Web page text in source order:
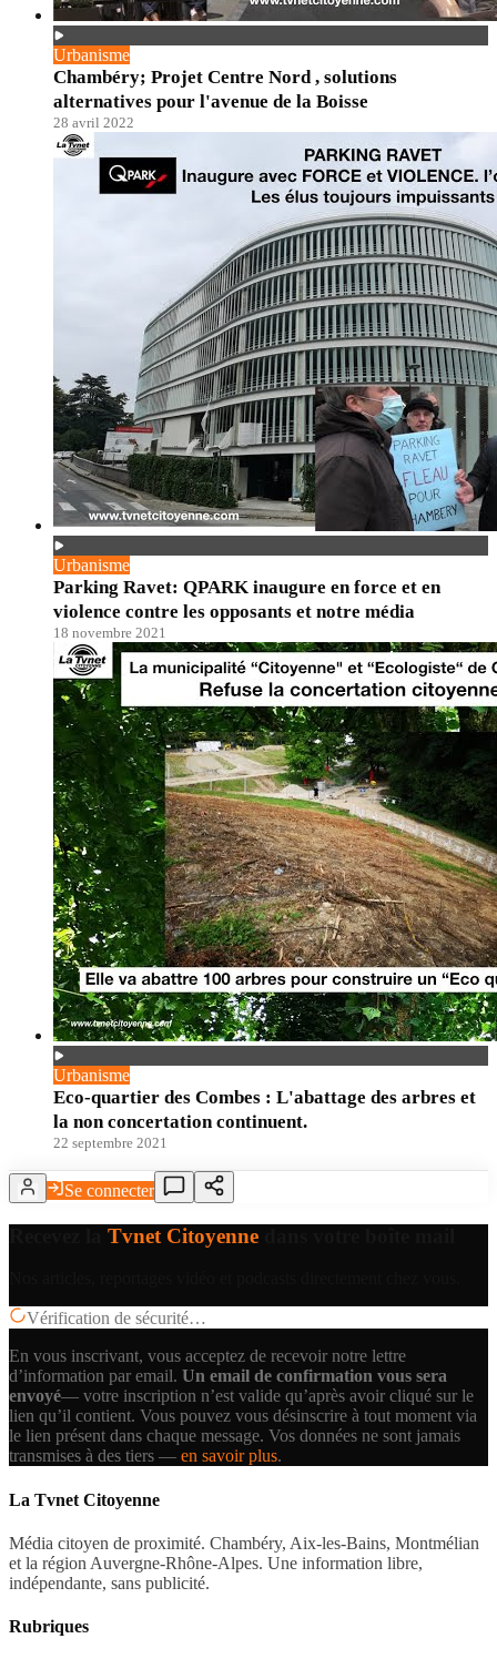
Urbanisme
Chambéry; Projet Centre Nord , solutions
alternatives pour l'avenue de la Boisse
28 avril 2022
Urbanisme
Parking Ravet: QPARK inaugure en force et en
violence contre les opposants et notre média
18 novembre 2021
Urbanisme
Eco-quartier des Combes : L'abattage des arbres et
la non concertation continuent.
22 septembre 2021
Se connecter
Tvnet Citoyenne
Vérification de sécurité…
En vous inscrivant, vous acceptez de recevoir notre lettre
d’information par email. Un email de confirmation vous sera
envoyé— votre inscription n’est valide qu’après avoir cliqué sur le
lien qu’il contient. Vous pouvez vous désinscrire à tout moment via
le lien présent dans chaque message. Vos données ne sont jamais
transmises à des tiers — en savoir plus.
La Tvnet Citoyenne
Média citoyen de proximité. Chambéry, Aix-les-Bains, Montmélian
et la région Auvergne-Rhône-Alpes. Une information libre,
indépendante, sans publicité.
Rubriques